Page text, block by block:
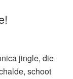
jingle, die
schoot